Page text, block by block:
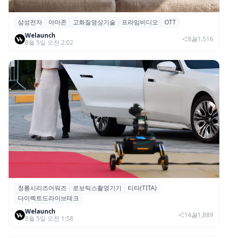
삼성전자·아마존, 프라임 비디오에 ‘HDR10+
어드밴스드’ 적용
삼성전자 아마존 고화질영상기술 프라임비디오
OTT
Welaunch
8월 5일 오전 2:02
8 1,516
청룡시리즈어워즈 레드카펫에 등장한 바퀴
형 이족 보행 로봇 ‘티타(TITA)’
청룡시리즈어워즈 로보틱스촬영기기
티타(TITA)
다이렉트드라이브테크
Welaunch
8월 5일 오전 1:58
14 1,889